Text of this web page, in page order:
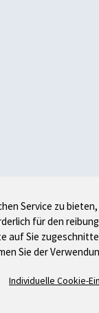
Service zu
für den
auf Sie
Sie der
Individuelle Cookie-